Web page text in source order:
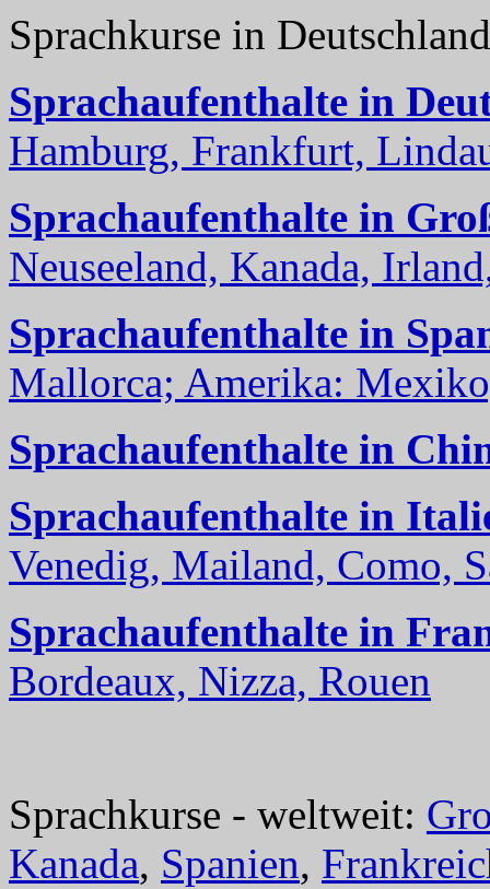
Sprachkurse in
Sprachaufenthalte in
Hamburg, Frankfurt,
Sprachaufenthalte in
Neuseeland, Kanada,
Sprachaufenthalte in
Mallorca; Amerika:
Sprachaufenthalte in
Sprachaufenthalte in
Venedig, Mailand, Como,
Sprachaufenthalte in
Bordeaux, Nizza, Rouen
Sprachkurse - weltweit:
Kanada, Spanien,